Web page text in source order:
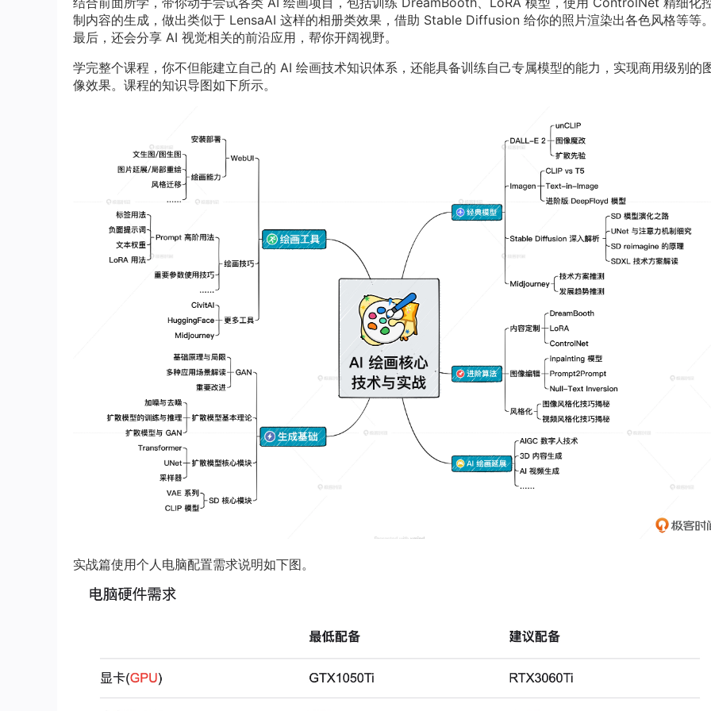
制内容的生成，做出类似于 LensaAI 这样的相册类效果，借助 Stable Diffusion 给你的照片渲染出各色风格等等。
最后，还会分享 AI 视觉相关的前沿应用，帮你开阔视野。
学完整个课程，你不但能建立自己的 AI 绘画技术知识体系，还能具备训练自己专属模型的能力，实现商用级别的
像效果。课程的知识导图如下所示。
实战篇使用个人电脑配置需求说明如下图。